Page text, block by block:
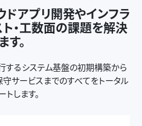
ドアプリ開発やインフラ
・工数面の課題を解決
す。
するシステム基盤の初期構築から
サービスまでのすべてをトータル
トします。